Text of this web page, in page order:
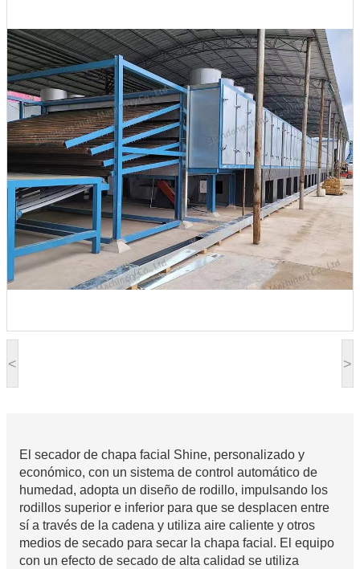
< >
El secador de chapa facial Shine, personalizado y
económico, con un sistema de control automático de
humedad, adopta un diseño de rodillo, impulsando los
rodillos superior e inferior para que se desplacen entre
sí a través de la cadena y utiliza aire caliente y otros
medios de secado para secar la chapa facial. El equipo
con un efecto de secado de alta calidad se utiliza